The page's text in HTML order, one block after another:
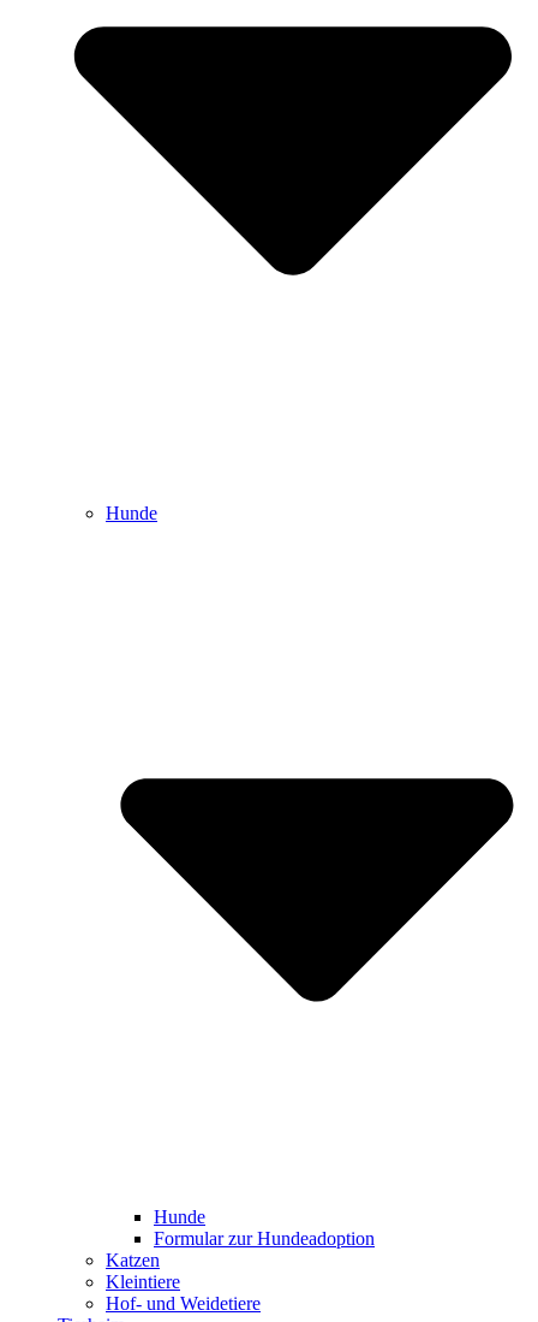
Hunde
Hunde
Formular zur Hundeadoption
Katzen
Kleintiere
Hof- und Weidetiere